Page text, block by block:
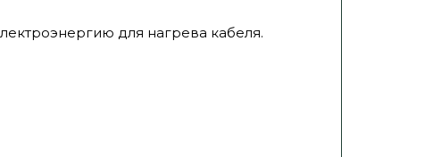
для нагрева кабеля.